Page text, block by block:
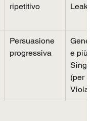
ripetitivo
Persuasione
progressiva
e più
(per